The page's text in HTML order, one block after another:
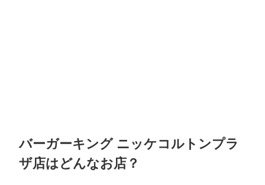
バーガーキング ニッケコルトンプラ
ザ店はどんなお店？